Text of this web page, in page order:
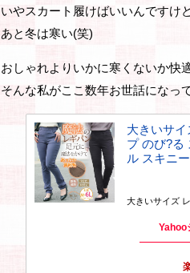
いやスカート履けばいいんですけ
あと冬は寒い(笑)
おしゃれよりいかに寒くないか快
そんな私がここ数年お世話になっ
大きいサ
プ のび?る
ル スキニ
大きいサイズ
Yahoo